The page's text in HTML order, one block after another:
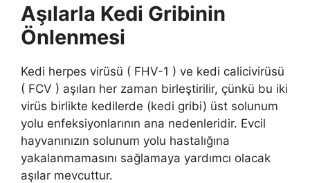
Aşılarla Kedi Gribinin
Önlenmesi
Kedi herpes virüsü ( FHV-1 ) ve kedi calicivirüsü
( FCV ) aşıları her zaman birleştirilir, çünkü bu iki
virüs birlikte kedilerde (kedi gribi) üst solunum
yolu enfeksiyonlarının ana nedenleridir. Evcil
hayvanınızın solunum yolu hastalığına
yakalanmamasını sağlamaya yardımcı olacak
aşılar mevcuttur.